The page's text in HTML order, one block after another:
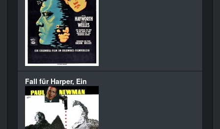
Fall für Harper, Ein